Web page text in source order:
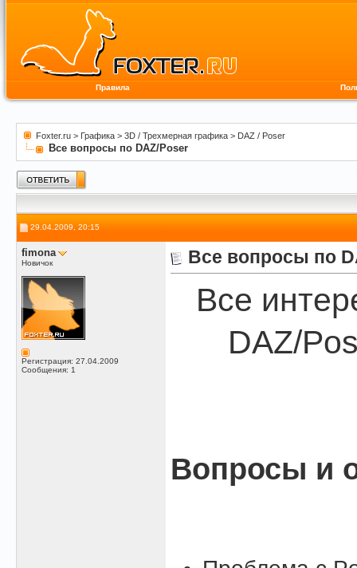
Правила
Foxter.ru > Графика > 3D / Трехмерная графика > DAZ / Poser
Все вопросы по DAZ/Poser
29.04.2009, 20:15
fimona
Новичок
Регистрация: 27.04.2009
Сообщения: 1
Все вопросы по
Все
DAZ/
Вопросы и